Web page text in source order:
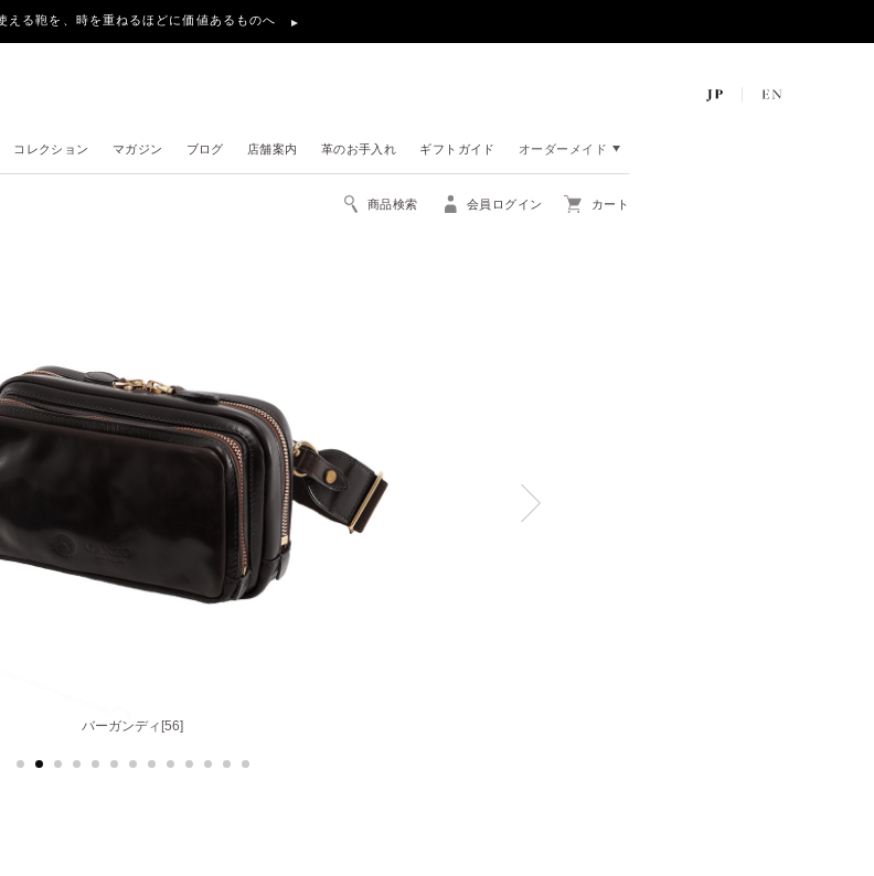
地震の影響による、お届け遅延について
コレクション マガジン ブログ 店舗案内 革のお手入れ ギフトガイド オーダーメイド
商品検索 会員ログイン カート
バーガンディ[56]